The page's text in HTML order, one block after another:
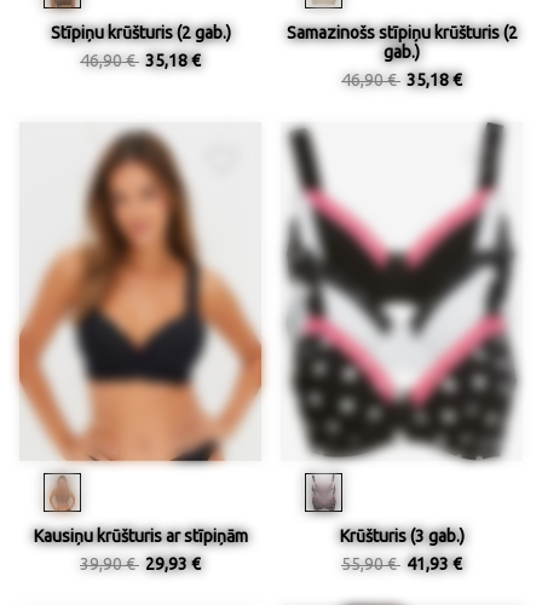
Stīpiņu krūšturis (2 gab.)
46,90 € 35,18 €
Samazinošs stīpiņu krūšturis (2
gab.)
46,90 € 35,18 €
Kausiņu krūšturis ar stīpiņām
39,90 € 29,93 €
Krūšturis (3 gab.)
55,90 € 41,93 €